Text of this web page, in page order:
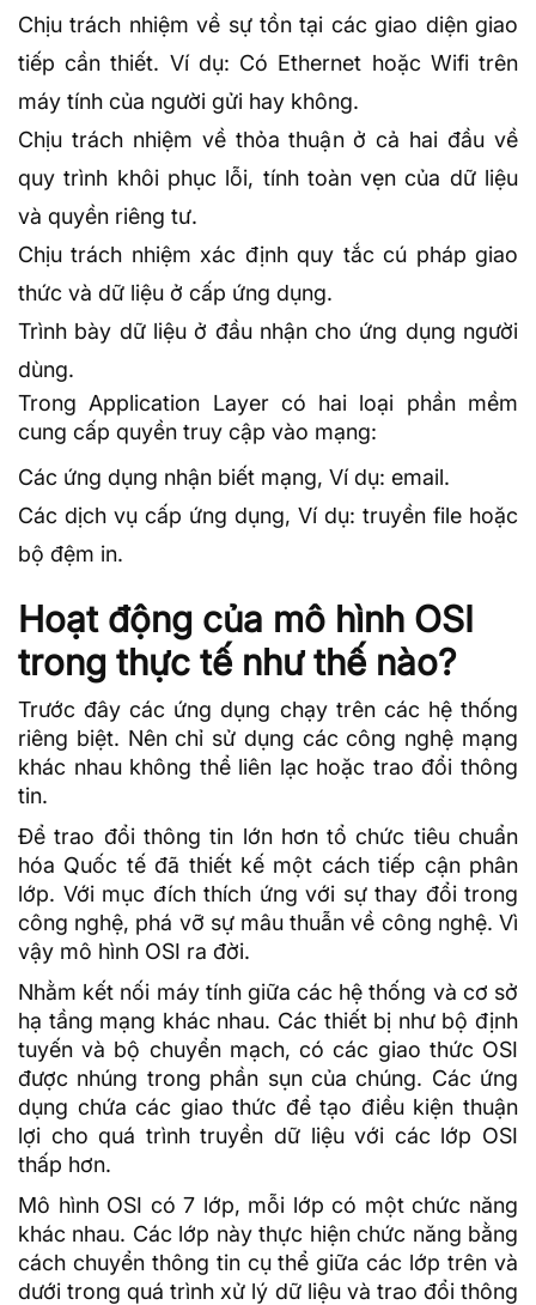
Chịu trách nhiệm về sự tồn tại các giao diện giao
tiếp cần thiết. Ví dụ: Có Ethernet hoặc Wifi trên
máy tính của người gửi hay không.
Chịu trách nhiệm về thỏa thuận ở cả hai đầu về
quy trình khôi phục lỗi, tính toàn vẹn của dữ liệu
và quyền riêng tư.
Chịu trách nhiệm xác định quy tắc cú pháp giao
thức và dữ liệu ở cấp ứng dụng.
Trình bày dữ liệu ở đầu nhận cho ứng dụng người
dùng.
Trong Application Layer có hai loại phần mềm
cung cấp quyền truy cập vào mạng:
Các ứng dụng nhận biết mạng, Ví dụ: email.
Các dịch vụ cấp ứng dụng, Ví dụ: truyền file hoặc
bộ đệm in.
Hoạt động của mô hình OSI
trong thực tế như thế nào?
Trước đây các ứng dụng chạy trên các hệ thống
riêng biệt. Nên chỉ sử dụng các công nghệ mạng
khác nhau không thể liên lạc hoặc trao đổi thông
tin.
Để trao đổi thông tin lớn hơn tổ chức tiêu chuẩn
hóa Quốc tế đã thiết kế một cách tiếp cận phân
lớp. Với mục đích thích ứng với sự thay đổi trong
công nghệ, phá vỡ sự mâu thuẫn về công nghệ. Vì
vậy mô hình OSI ra đời.
Nhằm kết nối máy tính giữa các hệ thống và cơ sở
hạ tầng mạng khác nhau. Các thiết bị như bộ định
tuyến và bộ chuyển mạch, có các giao thức OSI
được nhúng trong phần sụn của chúng. Các ứng
dụng chứa các giao thức để tạo điều kiện thuận
lợi cho quá trình truyền dữ liệu với các lớp OSI
thấp hơn.
Mô hình OSI có 7 lớp, mỗi lớp có một chức năng
khác nhau. Các lớp này thực hiện chức năng bằng
cách chuyển thông tin cụ thể giữa các lớp trên và
dưới trong quá trình xử lý dữ liệu và trao đổi thông